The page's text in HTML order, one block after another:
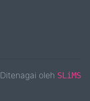
Ditenagai oleh SLiMS